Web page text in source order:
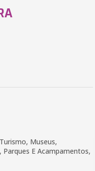
Museus,
E Acampamentos,